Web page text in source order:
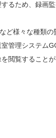
るため、録画
ど様々な種類
管理システム
閲覧すること